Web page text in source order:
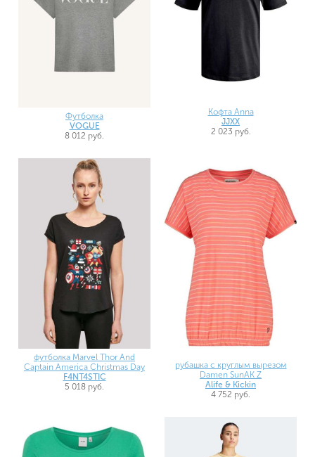
Футболка
VOGUE
8 012 руб.
Кофта Anna
JJXX
2 023 руб.
футболка Marvel Thor And
Captain America Christmas Day
F4NT4STIC
5 018 руб.
рубашка с круглым вырезом
Damen SunAK Z
Alife & Kickin
4 752 руб.